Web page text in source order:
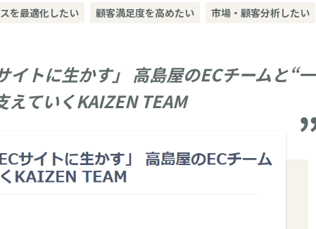
を最適化したい 顧客満足度を高めたい 市場・顧客分析したい
イトに生かす」 高島屋のECチームと“一
えていくKAIZEN TEAM